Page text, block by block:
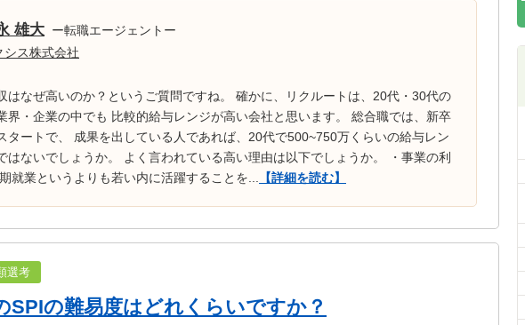
雄大 ー転職エージェントー
シス株式会社
はなぜ高いのか？というご質問ですね。 確かに、リクルートは、20代・30代の
界・企業の中でも 比較的給与レンジが高い会社と思います。 総合職では、新卒
タートで、 成果を出している人であれば、20代で500~750万くらいの給与レン
はないでしょうか。 よく言われている高い理由は以下でしょうか。 ・事業の利
就業というよりも若い内に活躍することを...
【詳細を読む】
選考
SPIの難易度はどれくらいですか？